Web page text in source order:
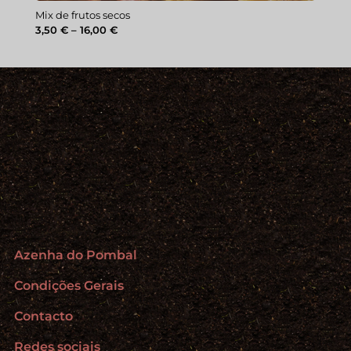
Mix de frutos secos
3,50 € – 16,00 €Price
through
16,00 €
Azenha do Pombal
Condições Gerais
Contacto
Redes sociais